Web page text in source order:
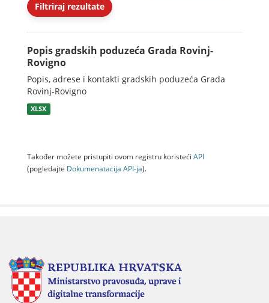
Filtriraj rezultate
Popis gradskih poduzeća Grada Rovinj-
Rovigno
Popis, adrese i kontakti gradskih poduzeća Grada
Rovinj-Rovigno
XLSX
Također možete pristupiti ovom registru koristeći API
(pogledajte Dokumenаtаcijа API-jа).